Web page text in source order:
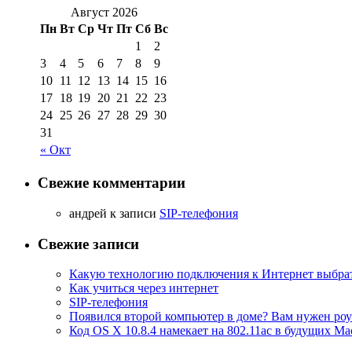
Август 2026
Пн Вт Ср Чт Пт Сб Вс
« Окт
1
2
3
4 5 6 7 8
9
10 11 12 13 14 15 16
17 18 19 20 21 22 23
24 25 26 27 28 29 30
31
Свежие комментарии
aндрей к записи SIP-телефония
Свежие записи
Какую технологию подключения к Интернет
Как учиться через интернет
SIP-телефония
Появился второй компьютер в доме? Вам нужен
Код OS X 10.8.4 намекает на 802.11ac в будущих